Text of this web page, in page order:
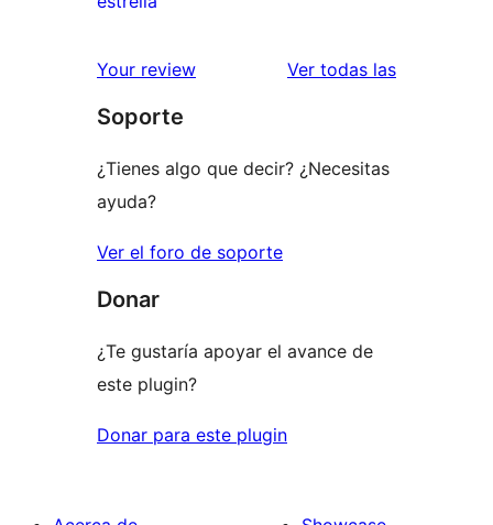
estrellas
de
estrellas
Your review Ver todas lasreseñas
Soporte
¿Tienes algo que decir? ¿Necesitas
ayuda?
Ver el foro de soporte
Donar
¿Te gustaría apoyar el avance de
este plugin?
Donar para este plugin